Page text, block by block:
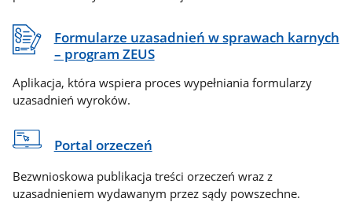
Formularze uzasadnień w sprawach karnych
– program ZEUS
Aplikacja, która wspiera proces wypełniania formularzy
uzasadnień wyroków.
Portal orzeczeń
Bezwnioskowa publikacja treści orzeczeń wraz z
uzasadnieniem wydawanym przez sądy powszechne.